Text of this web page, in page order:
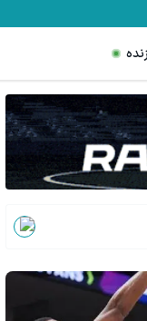
تا %60 تخفیف محصولات جین وست + خرید در 4 قسط